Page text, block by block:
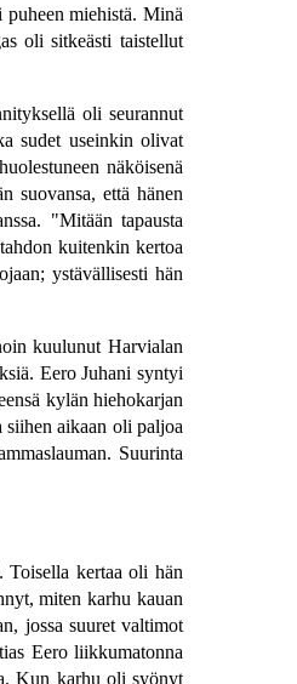
miehistä. Minä
oli sitkeästi taistellut
oli seurannut
sudet useinkin olivat
näköisenä
suovansa, että hänen
"Mitään tapausta
kuitenkin kertoa
ystävällisesti hän
kuulunut Harvialan
Eero Juhani syntyi
kylän hiehokarjan
siihen aikaan oli paljoa
Suurinta
Toisella kertaa oli hän
miten karhu kauan
jossa suuret valtimot
Eero liikkumatonna
Kun karhu oli syönyt